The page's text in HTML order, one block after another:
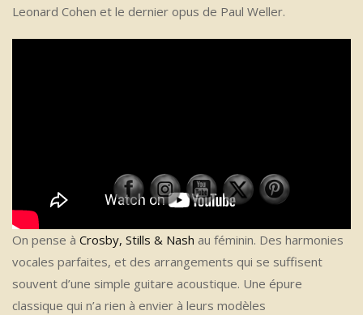
Leonard Cohen et le dernier opus de Paul Weller.
On pense à Crosby, Stills & Nash au féminin. Des harmonies
vocales parfaites, et des arrangements qui se suffisent
souvent d’une simple guitare acoustique. Une épure
classique qui n’a rien à envier à leurs modèles